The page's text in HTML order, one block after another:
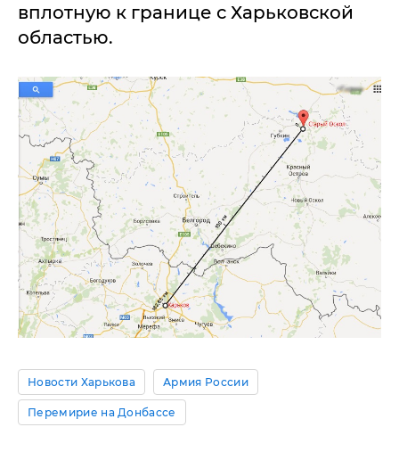
вплотную к границе с Харьковской
областью.
Новости Харькова Армия России
Перемирие на Донбассе